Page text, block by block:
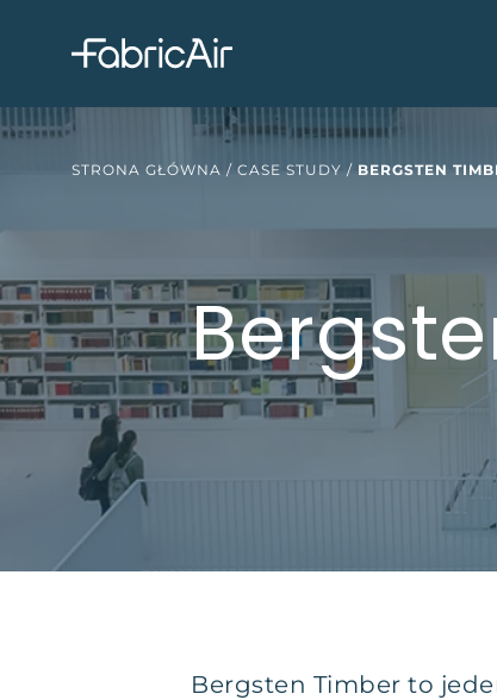
STRONA GŁÓWNA / CASE STUDY / BERGSTEN
Bergsten Timber to